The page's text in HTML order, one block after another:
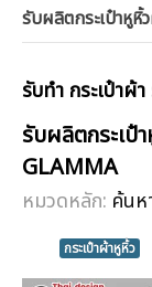
รับผลิตกระเป๋าหู
รับทำ กระเป๋า
รับผลิตกระเ
GLAMMA
หมวดหลัก: ค้นห
กระเป๋าผ้าหูหิ้ว